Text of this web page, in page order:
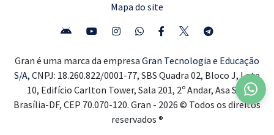
Mapa do site
Gran é uma marca da empresa Gran Tecnologia e Educação
S/A, CNPJ: 18.260.822/0001-77, SBS Quadra 02, Bloco J, Lote
10, Edifício Carlton Tower, Sala 201, 2º Andar, Asa Sul,
Brasília-DF, CEP 70.070-120. Gran - 2026 © Todos os direitos
reservados ®